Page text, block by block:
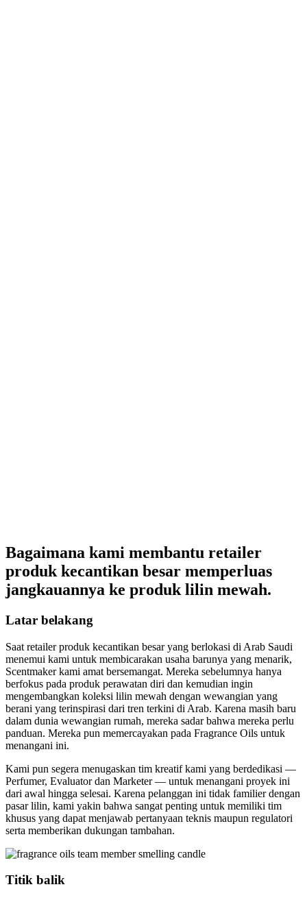
Bagaimana kami membantu retailer
produk kecantikan besar memperluas
jangkauannya ke produk lilin mewah.
Latar belakang
Saat retailer produk kecantikan besar yang berlokasi di Arab Saudi
menemui kami untuk membicarakan usaha barunya yang menarik,
Scentmaker kami amat bersemangat. Mereka sebelumnya hanya
berfokus pada produk perawatan diri dan kemudian ingin
mengembangkan koleksi lilin mewah dengan wewangian yang
berani yang terinspirasi dari tren terkini di Arab. Karena masih baru
dalam dunia wewangian rumah, mereka sadar bahwa mereka perlu
panduan. Mereka pun memercayakan pada Fragrance Oils untuk
menangani ini.
Kami pun segera menugaskan tim kreatif kami yang berdedikasi —
Perfumer, Evaluator dan Marketer — untuk menangani proyek ini
dari awal hingga selesai. Karena pelanggan ini tidak familier dengan
pasar lilin, kami yakin bahwa sangat penting untuk memiliki tim
khusus yang dapat menjawab pertanyaan teknis maupun regulatori
serta memberikan dukungan tambahan.
Titik balik